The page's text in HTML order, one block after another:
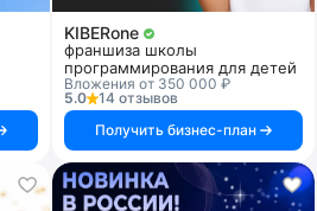
KIBERone
франшиза школы
программирования для детей
Вложения от 350 000 ₽
5.0
14 отзывов
Получить бизнес-план